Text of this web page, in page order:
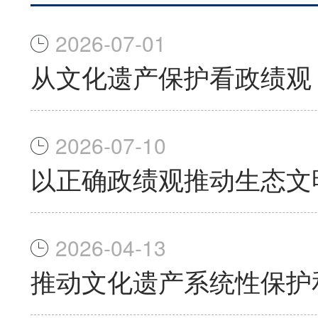
2026-07-01
从文化遗产保护看政绩观
2026-07-10
以正确政绩观推动生态
2026-04-13
推动文化遗产系统性保